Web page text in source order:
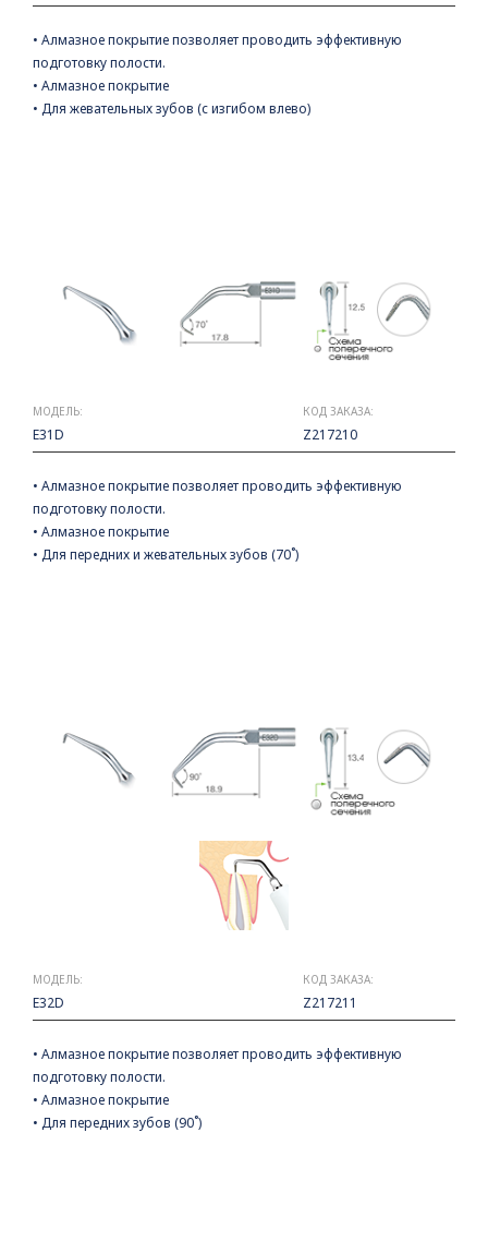
• Алмазное покрытие позволяет проводить эффективную
подготовку полости.
• Алмазное покрытие
• Для жевательных зубов (с изгибом влево)
МОДЕЛЬ:
E31D
КОД ЗАКАЗА:
Z217210
• Алмазное покрытие позволяет проводить эффективную
подготовку полости.
• Алмазное покрытие
• Для передних и жевательных зубов (70˚)
МОДЕЛЬ:
E32D
КОД ЗАКАЗА:
Z217211
• Алмазное покрытие позволяет проводить эффективную
подготовку полости.
• Алмазное покрытие
• Для передних зубов (90˚)